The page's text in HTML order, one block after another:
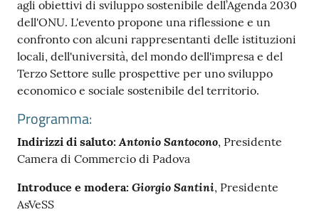
Prenota
zione
agli obiettivi di sviluppo sostenibile dell’Agenda 2030
dell'ONU. L'evento propone una riflessione e un
confronto con alcuni rappresentanti delle istituzioni
locali, dell'università, del mondo dell'impresa e del
Terzo Settore sulle prospettive per uno sviluppo
economico e sociale sostenibile del territorio.
Programma:
Indirizzi di saluto: Antonio Santocono, Presidente
Camera di Commercio di Padova
Introduce e modera: Giorgio Santini, Presidente
AsVeSS